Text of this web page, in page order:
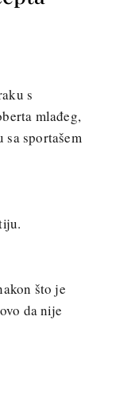
s
mlađeg,
sportašem
što je
da nije